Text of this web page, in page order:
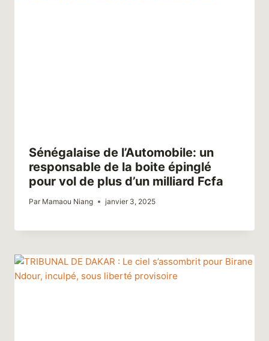
Sénégalaise de l’Automobile: un
responsable de la boite épinglé
pour vol de plus d’un milliard Fcfa
Par Mamaou Niang janvier 3, 2025